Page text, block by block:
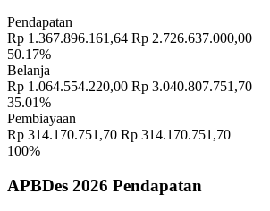
Pendapatan
Rp 1.367.896.161,64 Rp 2.726.637.000,00
50.17%
Belanja
Rp 1.064.554.220,00 Rp 3.040.807.751,70
35.01%
Pembiayaan
Rp 314.170.751,70 Rp 314.170.751,70
100%
APBDes 2026 Pendapatan